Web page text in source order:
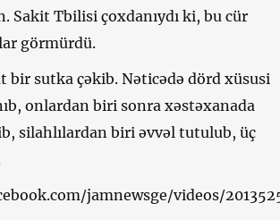
Sakit Tbilisi çoxdanıydı ki, bu cür
görmürdü.
bir sutka çəkib. Nəticədə dörd xüsusi
onlardan biri sonra xəstəxanada
silahlılardan biri əvvəl tutulub, üç
jamnewsge/videos/